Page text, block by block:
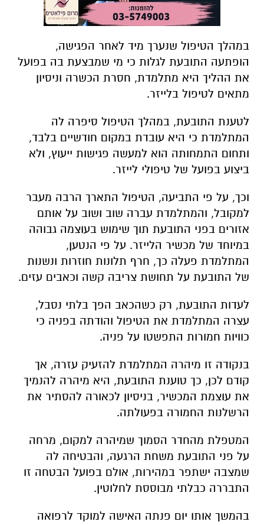
במהלך הטיפול שנערך מיד לאחר הפגישה,
הופתעה התובעת לגלות כי מי שמבצעת בה בפועל
את ההליך היא מתלמדת, חסרת הכשרה וניסיון
מתאים לטיפול בלייזר.
לטענת התובעת, במהלך הטיפול סיפרה לה
המתלמדת כי היא עובדת במקום חודשיים בלבד,
ותחום התמחותה הוא למעשה פגישות ייעוץ, ולא
ביצוע בפועל של טיפולי לייזר.
וכך, על פי התביעה, הטיפול התארך הרבה מעבר
למקובל, והמתלמדת עברה שוב ושוב על אותם
אזורים בפני התובעת תוך שימוש בעוצמה גבוהה
במיוחד של מכשיר הלייזר. על פי הנטען,
המתלמדת פעלה כך, חרף תלונות חוזרות ונשנות
של התובעת על תחושת צריבה קשה וכאבים עזים.
לעדות התובעת, רק כשהכאב הפך בלתי נסבל,
עצרה המתלמדת את הטיפול והודתה בפניה כי
כוויות חמורות התפשטו על פניה.
בנקודה זו מיהרה המתלמדת להזעיק עזרה, אך
קודם לכן, כך טוענת התובעת, היא מיהרה להנמיך
את עוצמת המכשיר, בניסיון לכאורה להסתיר את
הרשלנות החמורה בפעולתה.
המטפלת מהחדר הסמוך שמיהרה למקום, מרחה
על פני התובעת משחת הרגעה, והבטיחה לה
שמצבה ישתפר במהירות, אולם בפועל הבטחה זו
התבררה כבלתי מבוססת לחלוטין.
בהמשך אותו יום פנתה האישה למוקד לרפואה